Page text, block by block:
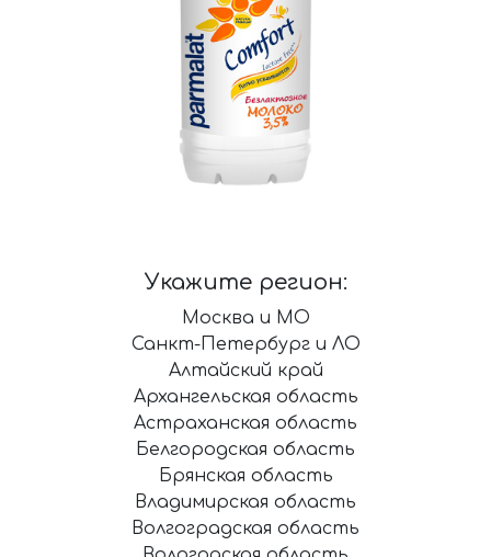
Укажите регион:
Москва и МО
Санкт-Петербург и ЛО
Алтайский край
Архангельская область
Астраханская область
Белгородская область
Брянская область
Владимирская область
Волгоградская область